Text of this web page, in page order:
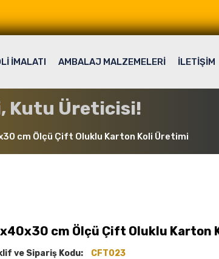
İMALATI AMBALAJ MALZEMELERİ İLETİŞİM
Kutu Üreticisi!
cm Ölçü Çift Oluklu Karton Koli Üretimi
cm Ölçü Çift Oluklu Karton
ve Sipariş Kodu: CFT023